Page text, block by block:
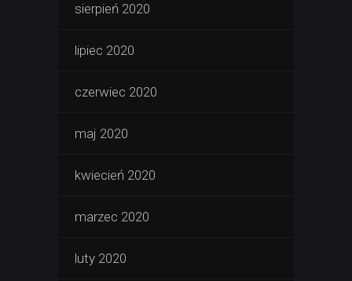
sierpień 2020
lipiec 2020
czerwiec 2020
maj 2020
kwiecień 2020
marzec 2020
luty 2020